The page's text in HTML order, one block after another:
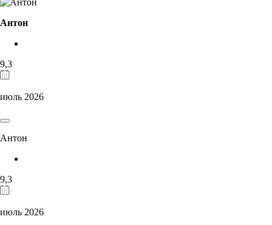
Антон
9,3
июль 2026
Антон
9,3
июль 2026